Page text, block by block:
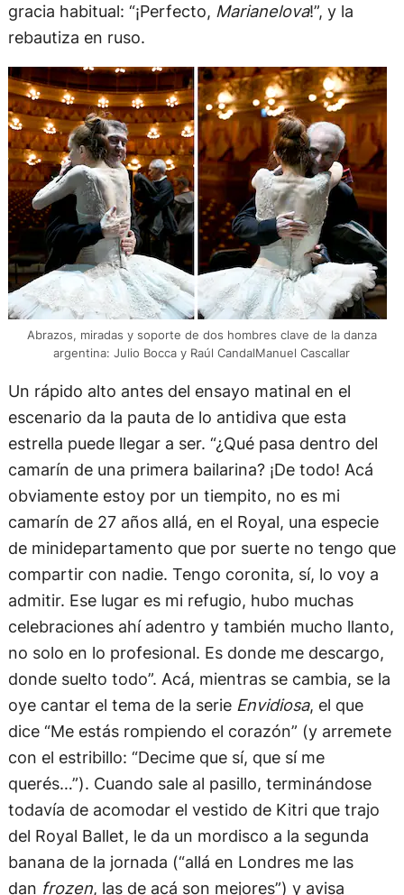
gracia habitual: “¡Perfecto, Marianelova!”, y la
rebautiza en ruso.
Abrazos, miradas y soporte de dos hombres clave de la danza
argentina: Julio Bocca y Raúl CandalManuel Cascallar
Un rápido alto antes del ensayo matinal en el
escenario da la pauta de lo antidiva que esta
estrella puede llegar a ser. “¿Qué pasa dentro del
camarín de una primera bailarina? ¡De todo! Acá
obviamente estoy por un tiempito, no es mi
camarín de 27 años allá, en el Royal, una especie
de minidepartamento que por suerte no tengo que
compartir con nadie. Tengo coronita, sí, lo voy a
admitir. Ese lugar es mi refugio, hubo muchas
celebraciones ahí adentro y también mucho llanto,
no solo en lo profesional. Es donde me descargo,
donde suelto todo”. Acá, mientras se cambia, se la
oye cantar el tema de la serie Envidiosa, el que
dice “Me estás rompiendo el corazón” (y arremete
con el estribillo: “Decime que sí, que sí me
querés…”). Cuando sale al pasillo, terminándose
todavía de acomodar el vestido de Kitri que trajo
del Royal Ballet, le da un mordisco a la segunda
banana de la jornada (“allá en Londres me las
dan frozen, las de acá son mejores”) y avisa